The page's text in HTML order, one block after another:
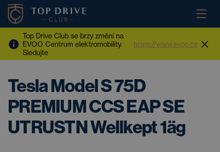
Top Drive Club se brzy změní na
EVOO Centrum elektromobility.
Sledujte
https://www.evoo.cz
Tesla Model S 75D
PREMIUM CCS EAP SE
UTRUSTN Wellkept 1äg